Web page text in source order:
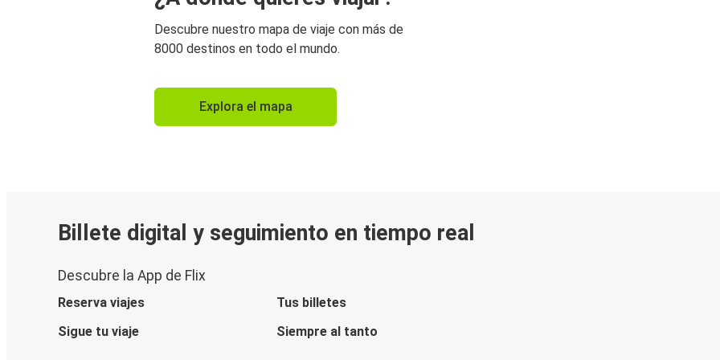
Descubre nuestro mapa de viaje con más de
8000 destinos en todo el mundo.
Explora el mapa
Billete digital y seguimiento en tiempo real
Descubre la App de Flix
Reserva viajes
Tus billetes
Sigue tu viaje
Siempre al tanto